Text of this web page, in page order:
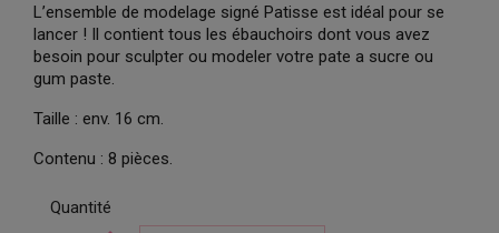
L’ensemble de modelage signé Patisse est idéal pour se
lancer ! Il contient tous les ébauchoirs dont vous avez
besoin pour sculpter ou modeler votre pate a sucre ou
gum paste.
Taille : env. 16 cm.
Contenu : 8 pièces.
Quantité